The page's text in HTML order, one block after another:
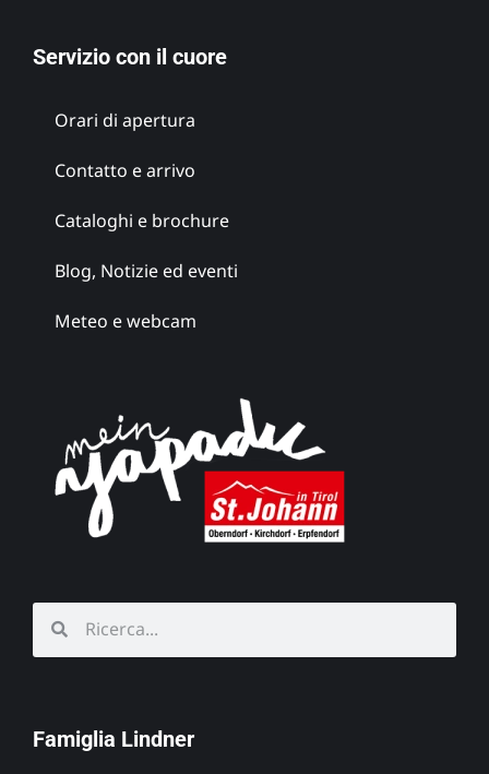
Servizio con il cuore
Orari di apertura
Contatto e arrivo
Cataloghi e brochure
Blog, Notizie ed eventi
Meteo e webcam
Famiglia Lindner